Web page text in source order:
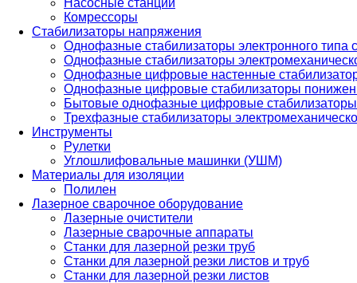
Насосные станции
Комрессоры
Стабилизаторы напряжения
Однофазные стабилизаторы электронного
Однофазные стабилизаторы
Однофазные цифровые настенные
Однофазные цифровые стабилизаторы
Бытовые однофазные цифровые стабилизаторы
Трехфазные стабилизаторы
Инструменты
Рулетки
Углошлифовальные машинки (УШМ)
Материалы для изоляции
Полилен
Лазерное сварочное оборудование
Лазерные очистители
Лазерные сварочные аппараты
Станки для лазерной резки труб
Станки для лазерной резки листов и труб
Станки для лазерной резки листов